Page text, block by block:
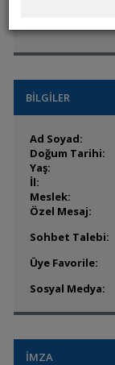
BİLGİLER
Ad Soyad:
Doğum Tarihi:
Yaş:
İl:
Meslek:
Özel Mesaj:
Sohbet Talebi:
Üye Favorile:
Sosyal Medya:
İMZA